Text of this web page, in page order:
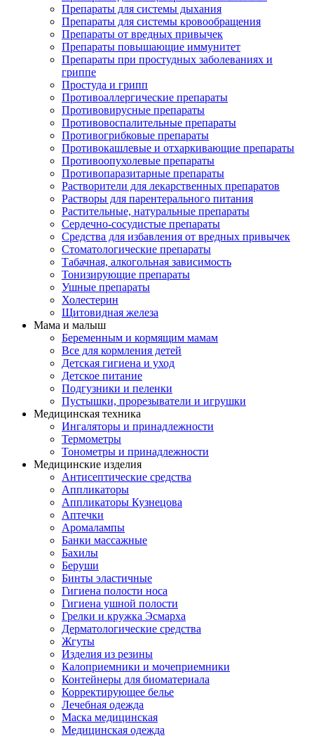
Препараты для системы дыхания
Препараты для системы кровообращения
Препараты от вредных привычек
Препараты повышающие иммунитет
Препараты при простудных заболеваниях и
гриппе
Простуда и грипп
Противоаллергические препараты
Противовирусные препараты
Противовоспалительные препараты
Противогрибковые препараты
Противокашлевые и отхаркивающие препараты
Противоопухолевые препараты
Противопаразитарные препараты
Растворители для лекарственных препаратов
Растворы для парентерального питания
Растительные, натуральные препараты
Сердечно-сосудистые препараты
Средства для избавления от вредных привычек
Стоматологические препараты
Табачная, алкогольная зависимость
Тонизирующие препараты
Ушные препараты
Холестерин
Щитовидная железа
Мама и малыш
Беременным и кормящим мамам
Все для кормления детей
Детская гигиена и уход
Детское питание
Подгузники и пеленки
Пустышки, прорезыватели и игрушки
Медицинская техника
Ингаляторы и принадлежности
Термометры
Тонометры и принадлежности
Медицинские изделия
Антисептические средства
Аппликаторы
Аппликаторы Кузнецова
Аптечки
Аромалампы
Банки массажные
Бахилы
Беруши
Бинты эластичные
Гигиена полости носа
Гигиена ушной полости
Грелки и кружка Эсмарха
Дерматологические средства
Жгуты
Изделия из резины
Калоприемники и мочеприемники
Контейнеры для биоматериала
Корректирующее белье
Лечебная одежда
Маска медицинская
Медицинская одежда